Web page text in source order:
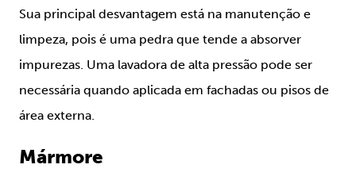
Sua principal desvantagem está na manutenção e
limpeza, pois é uma pedra que tende a absorver
impurezas. Uma lavadora de alta pressão pode ser
necessária quando aplicada em fachadas ou pisos de
área externa.
Mármore